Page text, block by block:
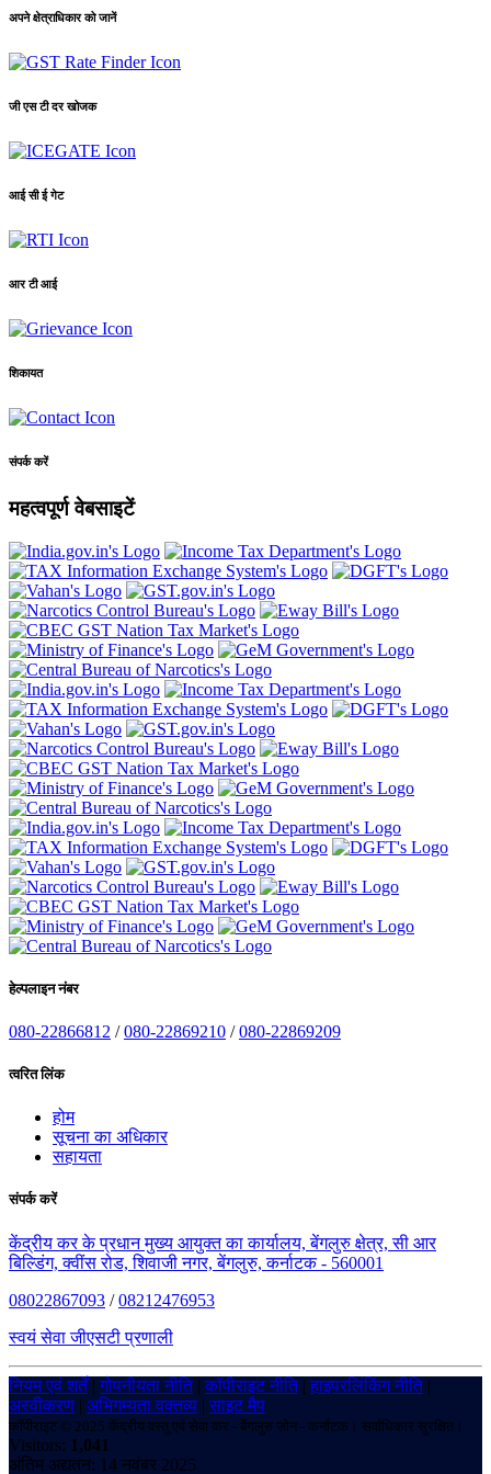
अपने क्षेत्राधिकार को जानें
जी एस टी दर खोजक
आई सी ई गेट
आर टी आई
शिकायत
संपर्क करें
महत्वपूर्ण वेबसाइटें
हेल्पलाइन नंबर
080-22866812 /080-22869210 /080-22869209
त्वरित लिंक
होम
सूचना का अधिकार
सहायता
संपर्क करें
केंद्रीय कर के प्रधान मुख्य आयुक्त का कार्यालय, बेंगलुरु क्षेत्र, सी आर
बिल्डिंग, क्वींस रोड, शिवाजी नगर, बेंगलुरु, कर्नाटक - 560001
08022867093 /08212476953
स्वयं सेवा जीएसटी प्रणाली
नियम एवं शर्तें|गोपनीयता नीति|कॉपीराइट नीति|हाइपरलिंकिंग नीति|
अस्वीकरण | अभिगम्यता वक्तव्य |साइट मैप
कॉपीराइट © 2025 केंद्रीय वस्तु एवं सेवा कर - बेंगलुरु ज़ोन - कर्नाटक। सर्वाधिकार सुरक्षित।
Visitors: 1,041
अंतिम अद्यतन: 14 नवंबर 2025